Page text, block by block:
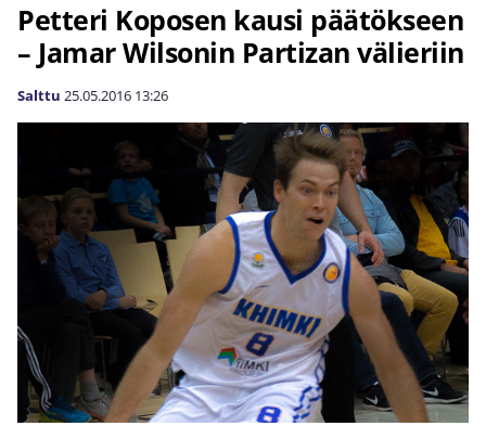
Petteri Koposen kausi päätökseen
– Jamar Wilsonin Partizan välieriin
Salttu 25.05.2016 13:26